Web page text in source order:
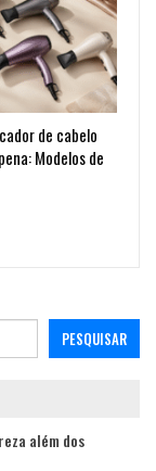
de cabelo
Modelos de
PESQUISAR
além dos